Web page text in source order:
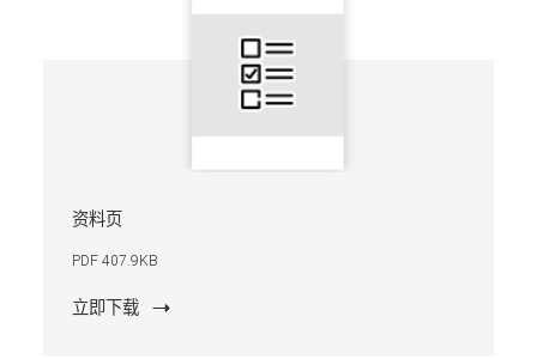
资料页
PDF 407.9KB
立即下载